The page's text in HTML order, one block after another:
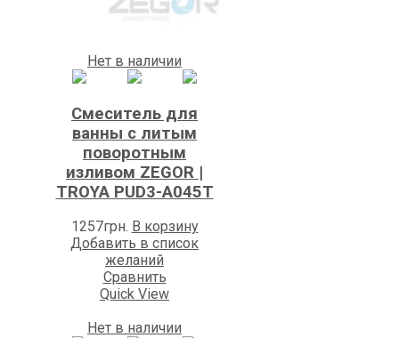
Нет в наличии
Смеситель для
ванны с литым
поворотным
изливом ZEGOR |
TROYA PUD3-A045Т
1257грн. В корзину
Добавить в список
желаний
Сравнить
Quick View
Нет в наличии